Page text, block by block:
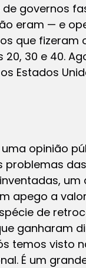
governos
eram — e
que fizeram
30 e 40.
Estados
opinião
apego a
de
ganharam
temos visto
É um